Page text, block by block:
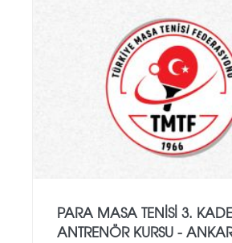
PARA MASA TENISI 3.
ANTRENÖR KURSU -